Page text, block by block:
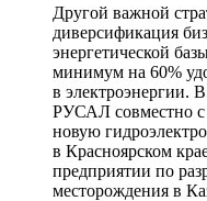
Другой важной
диверсификация
энергетической
минимум на 60%
в электроэнергии.
РУСАЛ совместно с
новую
в Красноярском
предприятии по
месторождения в